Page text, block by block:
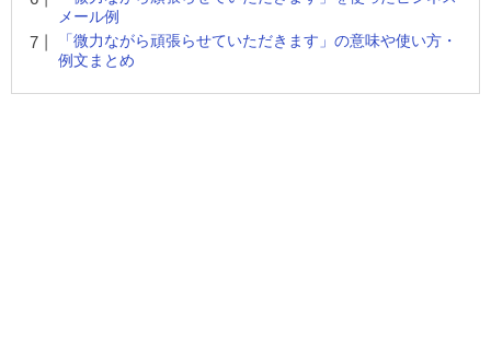
メール例
「微力ながら頑張らせていただきます」の意味や使い方・
例文まとめ